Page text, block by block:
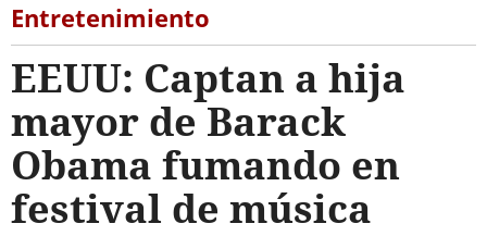
Entretenimiento
EEUU: Captan a hija
mayor de Barack
Obama fumando en
festival de música